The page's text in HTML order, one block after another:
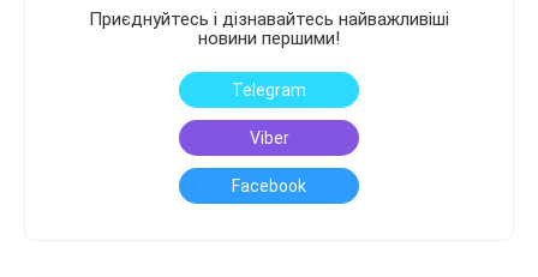
Приєднуйтесь і дізнавайтесь найважливіші
новини першими!
Telegram
Viber
Facebook